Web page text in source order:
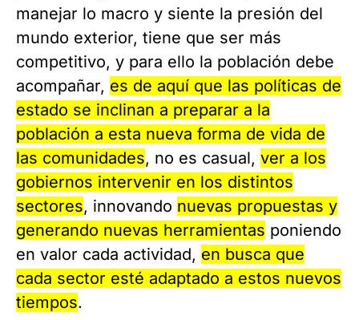
manejar lo macro y siente la presión del
mundo exterior, tiene que ser más
competitivo, y para ello la población debe
acompañar, es de aquí que las políticas de
estado se inclinan a preparar a la
población a esta nueva forma de vida de
las comunidades, no es casual, ver a los
gobiernos intervenir en los distintos
sectores, innovando nuevas propuestas y
generando nuevas herramientas poniendo
en valor cada actividad, en busca que
cada sector esté adaptado a estos nuevos
tiempos.